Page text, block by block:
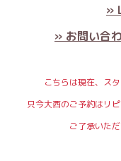
»
» お問い合
こちらは現在、ス
只今大西のご予約はリ
ご了承いた